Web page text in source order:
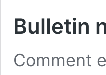
Bulletin
Comment